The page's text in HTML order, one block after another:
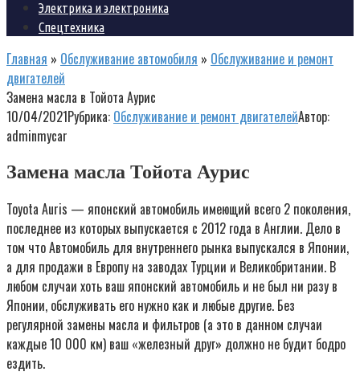
Электрика и электроника
Спецтехника
Главная » Обслуживание автомобиля » Обслуживание и ремонт
двигателей
Замена масла в Тойота Аурис
10/04/2021Рубрика: Обслуживание и ремонт двигателейАвтор:
adminmycar
Замена масла Тойота Аурис
Toyota Auris — японский автомобиль имеющий всего 2 поколения,
последнее из которых выпускается с 2012 года в Англии. Дело в
том что Автомобиль для внутреннего рынка выпускался в Японии,
а для продажи в Европу на заводах Турции и Великобритании. В
любом случаи хоть ваш японский автомобиль и не был ни разу в
Японии, обслуживать его нужно как и любые другие. Без
регулярной замены масла и фильтров (а это в данном случаи
каждые 10 000 км) ваш «железный друг» должно не будит бодро
ездить.